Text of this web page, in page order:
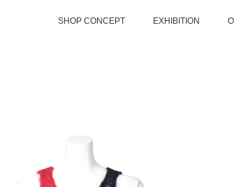
SHOP CONCEPT EXHIBITION